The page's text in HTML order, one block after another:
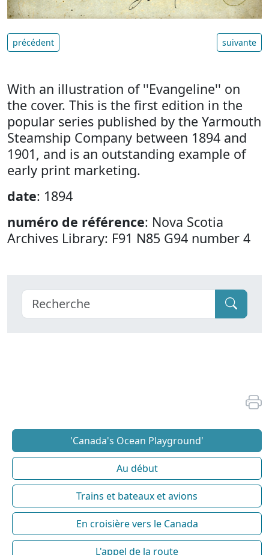
précédent suivante
With an illustration of ''Evangeline'' on
the cover. This is the first edition in the
popular series published by the Yarmouth
Steamship Company between 1894 and
1901, and is an outstanding example of
early print marketing.
date: 1894
numéro de référence: Nova Scotia
Archives Library: F91 N85 G94 number 4
'Canada's Ocean Playground'
Au début
Trains et bateaux et avions
En croisière vers le Canada
L'appel de la route